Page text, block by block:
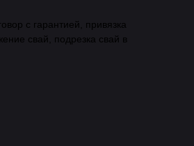
с гарантией, привязка
свай, подрезка свай в